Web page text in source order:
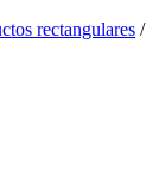
rectangulares /